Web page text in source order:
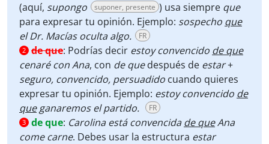
(aquí, supongo suponer, presente ) usa siempre que
para expresar tu opinión. Ejemplo: sospecho que
el Dr. Macías oculta algo.
FR
2 de que: Podrías decir estoy convencido de que
cenaré con Ana, con de quedespués de estar+
seguro, convencido, persuadido cuando quieres
expresar tu opinión. Ejemplo: estoy convencido de
queganaremos el partido. FR
3 de que: Carolina está convencidade queAna
come carne. Debes usar la estructura estar